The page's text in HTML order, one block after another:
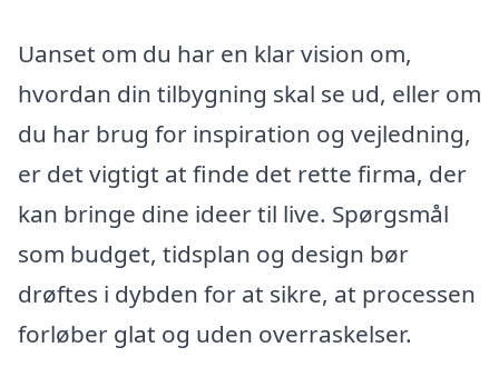
Uanset om du har en klar vision om,
hvordan din tilbygning skal se ud, eller om
du har brug for inspiration og vejledning,
er det vigtigt at finde det rette firma, der
kan bringe dine ideer til live. Spørgsmål
som budget, tidsplan og design bør
drøftes i dybden for at sikre, at processen
forløber glat og uden overraskelser.